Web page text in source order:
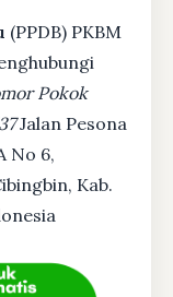
(PPDB) PKBM
Pokok
Jalan Pesona
No 6,
Kab.